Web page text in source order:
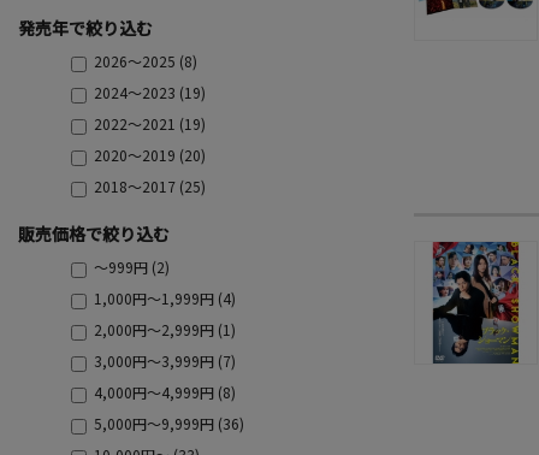
発売年で絞り込む
2026～2025 (8)
2024～2023 (19)
2022～2021 (19)
2020～2019 (20)
2018～2017 (25)
販売価格で絞り込む
～999円 (2)
1,000円～1,999円 (4)
2,000円～2,999円 (1)
3,000円～3,999円 (7)
4,000円～4,999円 (8)
5,000円～9,999円 (36)